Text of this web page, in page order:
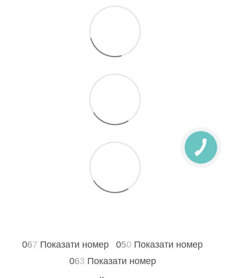
067 Показати номер 050 Показати номер
063 Показати номер